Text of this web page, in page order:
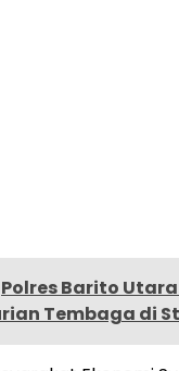
Polres Barito
Tembaga di